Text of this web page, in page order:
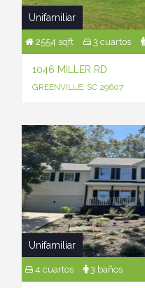
Unifamiliar
2554 sqft 3 cuartos
1046 MILLER RD
GREENVILLE, SC 29607
Unifamiliar
4 cuartos 3 baños